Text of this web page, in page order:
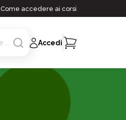
Come accedere ai corsi
Accedi